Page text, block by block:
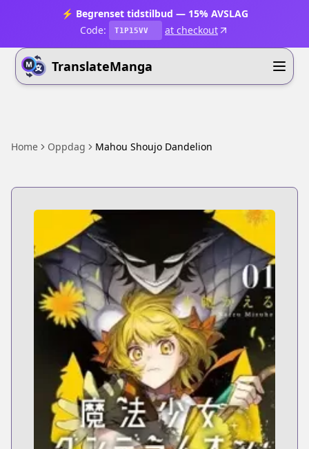
⚡ Begrenset tidstilbud — 15% AVSLAG
Code:
T1P15VV at checkout
TranslateManga
Home Oppdag Mahou Shoujo Dandelion